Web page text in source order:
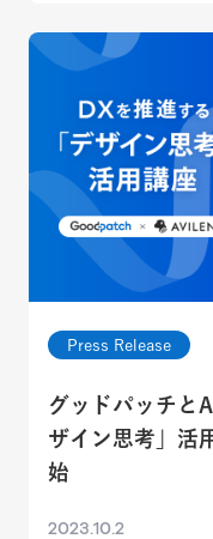
Press Release
グッドパッチと
ザイン思考」活
始
2023.10.2